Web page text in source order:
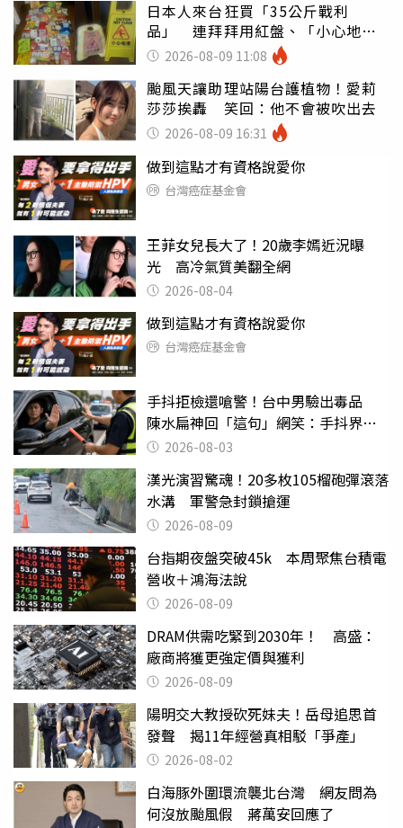
日本人來台狂買「35公斤戰利
品」 連拜拜用紅盤、「小心地
滑」告示牌也帶回家
2026-08-09 11:08
颱風天讓助理站陽台護植物！愛莉
莎莎挨轟 笑回：他不會被吹出去
2026-08-09 16:31
做到這點才有資格說愛你
台灣癌症基金會
王菲女兒長大了！20歲李嫣近況曝
光 高冷氣質美翻全網
2026-08-04
做到這點才有資格說愛你
台灣癌症基金會
手抖拒檢還嗆警！台中男驗出毒品
陳水扁神回「這句」網笑：手抖界權
威 2026-08-03
漢光演習驚魂！20多枚105榴砲彈滾落
水溝 軍警急封鎖搶運
2026-08-09
台指期夜盤突破45k 本周聚焦台積電
營收＋鴻海法說
2026-08-09
DRAM供需吃緊到2030年！ 高盛：
廠商將獲更強定價與獲利
2026-08-09
陽明交大教授砍死妹夫！岳母追思首
發聲 揭11年經營真相駁「爭產」
2026-08-02
白海豚外圍環流襲北台灣 網友問為
何沒放颱風假 蔣萬安回應了